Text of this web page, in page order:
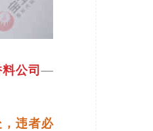
公司 —
违者必